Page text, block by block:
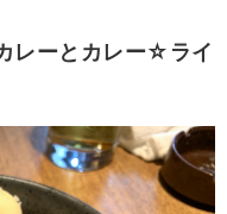
レーとカレー☆ライ